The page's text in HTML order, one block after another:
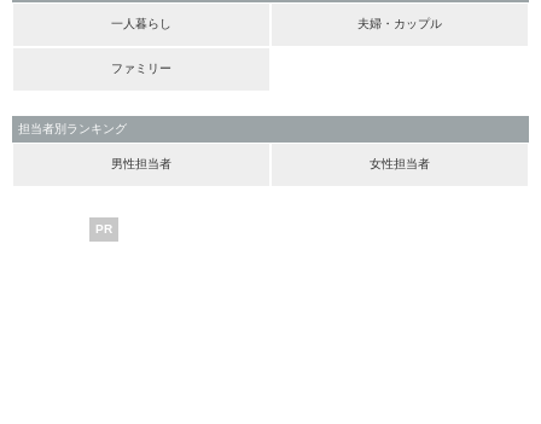
一人暮らし 夫婦・カップル
ファミリー
担当者別ランキング
男性担当者 女性担当者
PR